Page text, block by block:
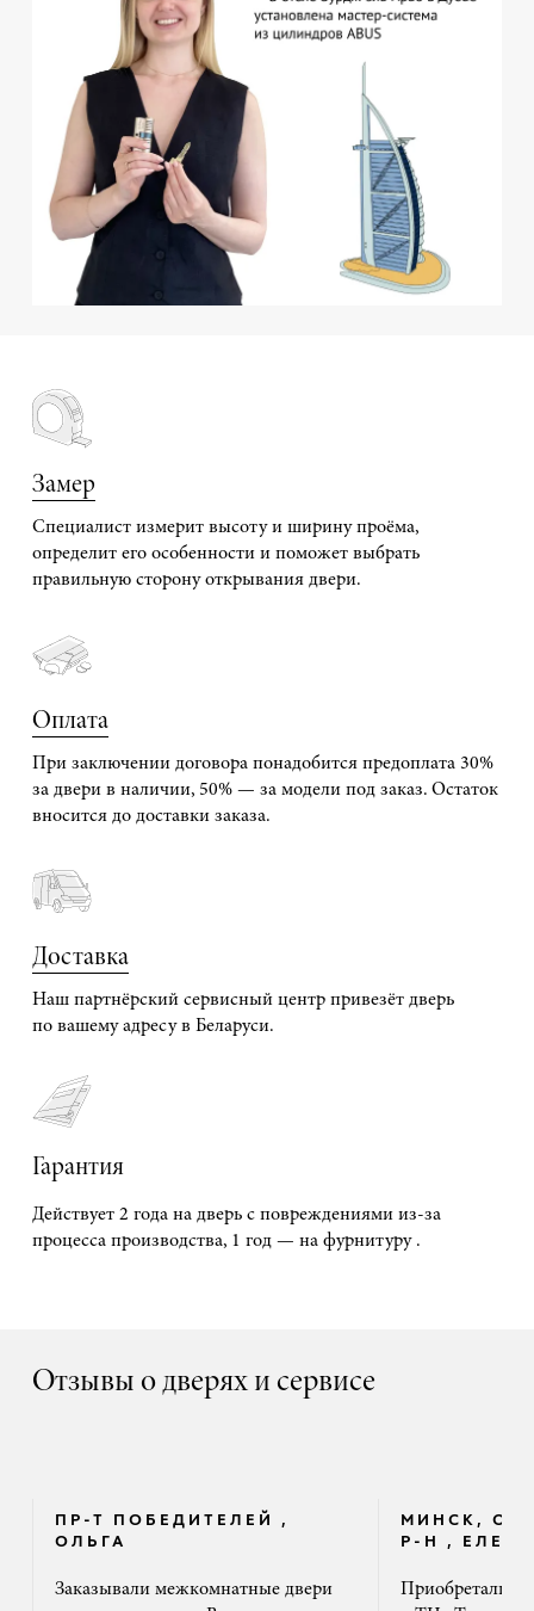
Замер
Специалист измерит высоту и ширину проёма,
определит его особенности и поможет выбрать
правильную сторону открывания двери.
Оплата
При заключении договора понадобится предоплата 30%
за двери в наличии, 50% — за модели под заказ. Остаток
вносится до доставки заказа.
Доставка
Наш партнёрский сервисный центр привезёт дверь
по вашему адресу в Беларуси.
Гарантия
Действует 2 года на дверь с повреждениями из-за
процесса производства, 1 год — на фурнитуру .
Отзывы о дверях и сервисе
ПР-Т ПОБЕДИТЕЛЕЙ ,
ОЛЬГА
Заказывали межкомнатные двери
МИНСК,
Р-Н , ЕЛЕНА
Приобретали